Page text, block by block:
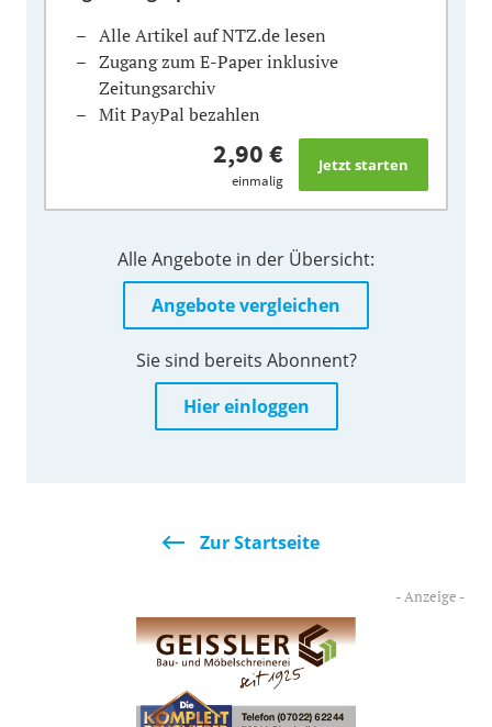
Alle Artikel auf NTZ.de lesen
Zugang zum E-Paper inklusive
Zeitungsarchiv
Mit PayPal bezahlen
2,90 €
einmalig
Alle Angebote in der Übersicht:
Angebote vergleichen
Sie sind bereits Abonnent?
Hier einloggen
Zur Startseite